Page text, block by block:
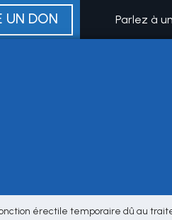
UN DON Parlez à
érectile temporaire dû au